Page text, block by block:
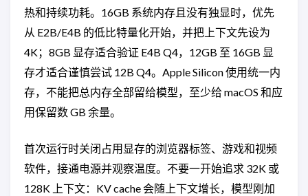
热和持续功耗。16GB 系统内存且没有独显时，优先
从 E2B/E4B 的低比特量化开始，并把上下文先设为
4K；8GB 显存适合验证 E4B Q4，12GB 至 16GB 显
存才适合谨慎尝试 12B Q4。Apple Silicon 使用统一内
存，不能把总内存全部留给模型，至少给 macOS 和应
用保留数 GB 余量。
首次运行时关闭占用显存的浏览器标签、游戏和视频
软件，接通电源并观察温度。不要一开始追求 32K 或
128K 上下文：KV cache 会随上下文增长，模型刚加